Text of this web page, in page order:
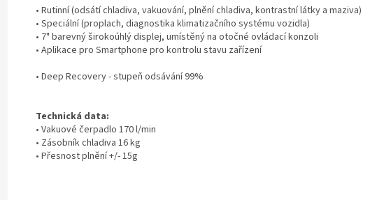
• Rutinní (odsátí chladiva, vakuování, plnění chladiva, kontrastní látky a maziva)
• Speciální (proplach, diagnostika klimatizačního systému vozidla)
• 7" barevný širokoúhlý displej, umístěný na otočné ovládací konzoli
• Aplikace pro Smartphone pro kontrolu stavu zařízení
• Deep Recovery - stupeň odsávání 99%
Technická data:
• Vakuové čerpadlo 170 l/min
• Zásobník chladiva 16 kg
• Přesnost plnění +/- 15g